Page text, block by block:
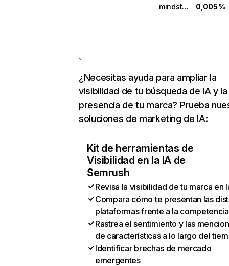
mindstudio.ai
0,005 %
¿Necesitas ayuda para ampliar la
visibilidad de tu búsqueda de IA y la
presencia de tu marca? Prueba
soluciones de marketing de IA:
Kit de herramientas de
Visibilidad en la IA de
Semrush
Revisa la visibilidad de tu marca en
Compara cómo te presentan las
plataformas frente a la competencia
Rastrea el sentimiento y las
de características a lo largo del
Identificar brechas de mercado
emergentes